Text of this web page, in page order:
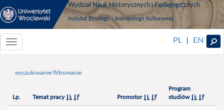
Wydział Nauk Historycznych i Pedagogicznych
Instytut Etnologii i Antropologii Kulturowej
Toggle
navigationToggle
PL | EN
wyszukiwanie/filtrowanie
Lp. Temat pracy Promotor
Program
studiów